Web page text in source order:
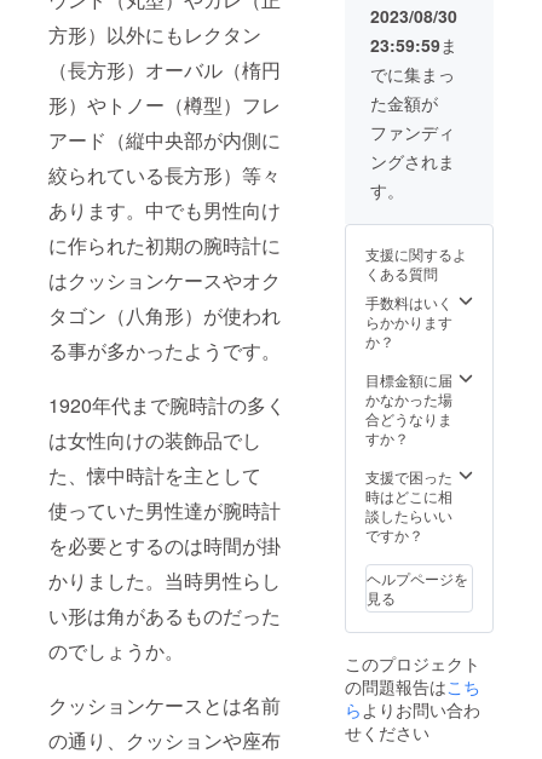
方形）以外にもレクタン
（長方形）オーバル（楕円
形）やトノー（樽型）フレ
アード（縦中央部が内側に
絞られている長方形）等々
あります。中でも男性向け
に作られた初期の腕時計に
はクッションケースやオク
タゴン（八角形）が使われ
る事が多かったようです。
1920年代まで腕時計の多く
は女性向けの装飾品でし
た、懐中時計を主として
使っていた男性達が腕時計
を必要とするのは時間が掛
かりました。当時男性らし
い形は角があるものだった
のでしょうか。
クッションケースとは名前
の通り、クッションや座布
』を展開し
す。何卒宜
しくお願い
申し上げま
す。
・特商法の
記載につい
て
1.事業者の名
称：株式会
社モントル
ロロイ
2.代表者：宮
澤潤
3.お問い合わ
6715-6015
4.メールアド
レス
:watch@mon
tre-roroi.jp
スト
ラップ
は汗及
び経年
劣化に
よる色
抜けい
たしま
す。 ※
は糸の
ほころ
びが出
ます、
購入時
より糸
いる場
合もあ
りま
応援購
入によ
り量産
効率が
た場
合、正
規販売
価格が
定価格
より下
がる可
能性も
ござい
は3種類
からお
選びい
ただけ
ます。
1.ブラ
ウン本
革スト
ラップ
ンスト
3.バッ
クス
キーン
革薄グ
レース
プ ※布
スト
ラップ
は汗及
劣化に
よる色
抜けい
たしま
布スト
ラップ
は糸の
ほころ
ます、
購入時
より糸
がほこ
ろんで
2023/08/30
23:59:59ま
でに集まっ
た金額が
ファンディ
ングされま
す。
支援に関するよ
くある質問
手数料はいく
らかかります
か？
目標金額に届
かなかった場
合どうなりま
すか？
支援で困った
時はどこに相
談したらいい
ですか？
ヘルプページを
見る
このプロジェクト
の問題報告はこち
ら よりお問い合わ
せください